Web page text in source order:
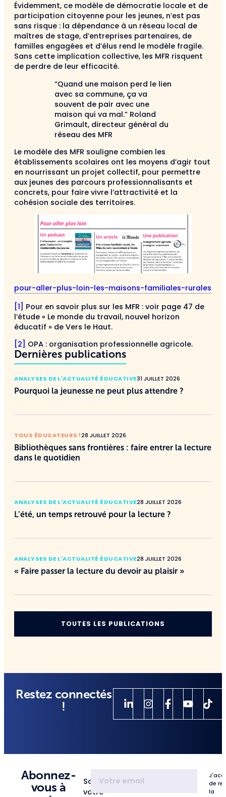
Évidemment, ce modèle de démocratie locale et de
participation citoyenne pour les jeunes, n’est pas
sans risque : la dépendance à un réseau local de
maîtres de stage, d’entreprises partenaires, de
familles engagées et d’élus rend le modèle fragile.
Sans cette implication collective, les MFR risquent
de perdre de leur efficacité.
“Quand une maison perd le lien
avec sa commune, ça va
souvent de pair avec une
maison qui va mal.” Roland
Grimault, directeur général du
réseau des MFR
Le modèle des MFR souligne combien les
établissements scolaires ont les moyens d’agir tout
en nourrissant un projet collectif, pour permettre
aux jeunes des parcours professionnalisants et
concrets, pour faire vivre l’attractivité et la
cohésion sociale des territoires.
pour-aller-plus-loin-les-maisons-familiales-rurales
[1] Pour en savoir plus sur les MFR : voir page 47 de
l’étude « Le monde du travail, nouvel horizon
éducatif » de Vers le Haut.
[2] OPA : organisation professionnelle agricole.
Dernières publications
ANALYSES DE L'ACTUALITÉ ÉDUCATIVE31 JUILLET 2026
Pourquoi la jeunesse ne peut plus attendre ?
TOUS ÉDUCATEURS !28 JUILLET 2026
Bibliothèques sans frontières : faire entrer la lecture
dans le quotidien
ANALYSES DE L'ACTUALITÉ ÉDUCATIVE28 JUILLET 2026
L’été, un temps retrouvé pour la lecture ?
ANALYSES DE L'ACTUALITÉ ÉDUCATIVE28 JUILLET 2026
« Faire passer la lecture du devoir au plaisir »
TOUTES LES PUBLICATIONS
Restez connectés
!
Abonnez-
vous à
Saisissez
votre
de
la